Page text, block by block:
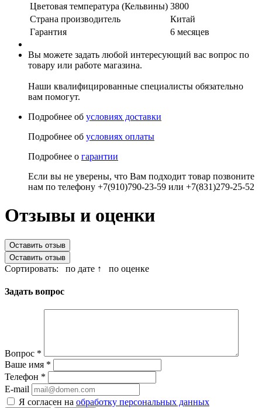
Цветовая температура (Кельвины) 3800
Страна производитель
Китай
Гарантия
6 месяцев
Вы можете задать любой интересующий вас вопрос по
товару или работе магазина.
Наши квалифицированные специалисты обязательно
вам помогут.
Подробнее об условиях доставки
Подробнее об условиях оплаты
Подробнее о гарантии
Если вы не уверены, что Вам подходит товар позвоните
нам по телефону +7(910)790-23-59 или +7(831)279-25-52
Отзывы и оценки
Оставить отзыв
Оставить отзыв
Сортировать: по дате ↑ по оценке
Задать вопрос
Вопрос *
Ваше имя *
Телефон *
E-mail
Я согласен на обработку персональных данных